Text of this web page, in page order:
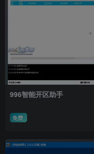
996智能开区助手
免费